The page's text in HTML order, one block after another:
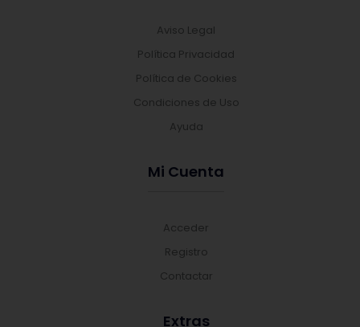
Aviso Legal
Política Privacidad
Política de Cookies
Condiciones de Uso
Ayuda
Mi Cuenta
Acceder
Registro
Contactar
Extras